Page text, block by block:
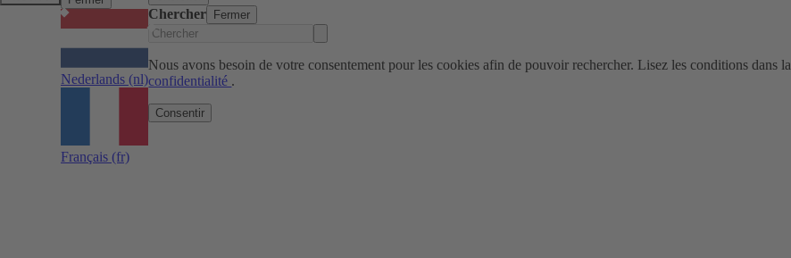
Nederlands (nl)
Français (fr)
Chercher Fermer
Nous avons besoin de votre consentement pour les cookies afin de pouvoir rechercher. Lisez les conditions dans la
confidentialité .
Consentir